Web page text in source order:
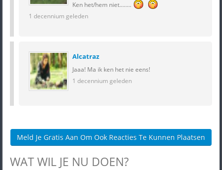
Ken het/hem niet........
1 decennium geleden
Alcatraz
Jaaa! Ma ik ken het nie eens!
1 decennium geleden
Meld Je Gratis Aan Om Ook Reacties Te Kunnen Plaatsen
WAT WIL JE NU DOEN?